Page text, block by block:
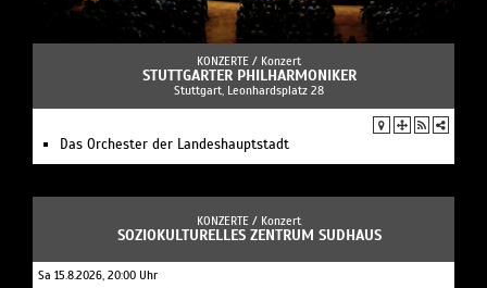
KONZERTE / Konzert
STUTTGARTER PHILHARMONIKER
Stuttgart, Leonhardsplatz 28
Das Orchester der Landeshauptstadt
KONZERTE / Konzert
SOZIOKULTURELLES ZENTRUM SUDHAUS
Sa 15.8.2026, 20:00 Uhr